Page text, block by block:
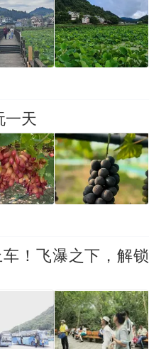
一天
！飞瀑之下，解锁